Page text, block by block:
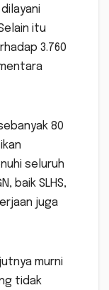
itu
3.760
80
seluruh
baik SLHS,
juga
murni
tidak